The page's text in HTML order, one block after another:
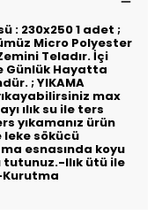
: 230x250 1 adet ;
Micro Polyester
Teladır. İçi
Günlük Hayatta
; YIKAMA
max
ılık su ile ters
yıkamanız ürün
leke sökücü
esnasında koyu
tutunuz.-llık ütü ile